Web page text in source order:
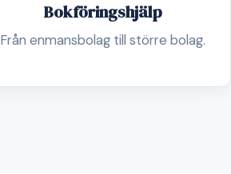
Bokföringshjälp
Från enmansbolag till större bolag.